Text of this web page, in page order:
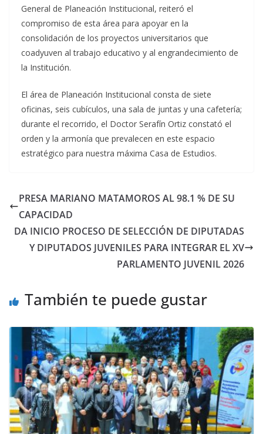
General de Planeación Institucional, reiteró el
compromiso de esta área para apoyar en la
consolidación de los proyectos universitarios que
coadyuven al trabajo educativo y al engrandecimiento de
la Institución.
El área de Planeación Institucional consta de siete
oficinas, seis cubículos, una sala de juntas y una cafetería;
durante el recorrido, el Doctor Serafín Ortiz constató el
orden y la armonía que prevalecen en este espacio
estratégico para nuestra máxima Casa de Estudios.
PRESA MARIANO MATAMOROS AL 98.1 % DE SU
CAPACIDAD
DA INICIO PROCESO DE SELECCIÓN DE DIPUTADAS
Y DIPUTADOS JUVENILES PARA INTEGRAR EL XV
PARLAMENTO JUVENIL 2026
También te puede gustar